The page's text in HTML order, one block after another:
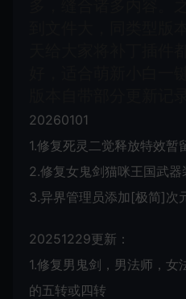
20260101
1.修复死灵二觉释放特效暂
2.修复女鬼剑猫咪王国武器
3.异界管理员添加[极简]次
20251229更新：
1.修复男鬼剑，男法师，女
的五转或四转